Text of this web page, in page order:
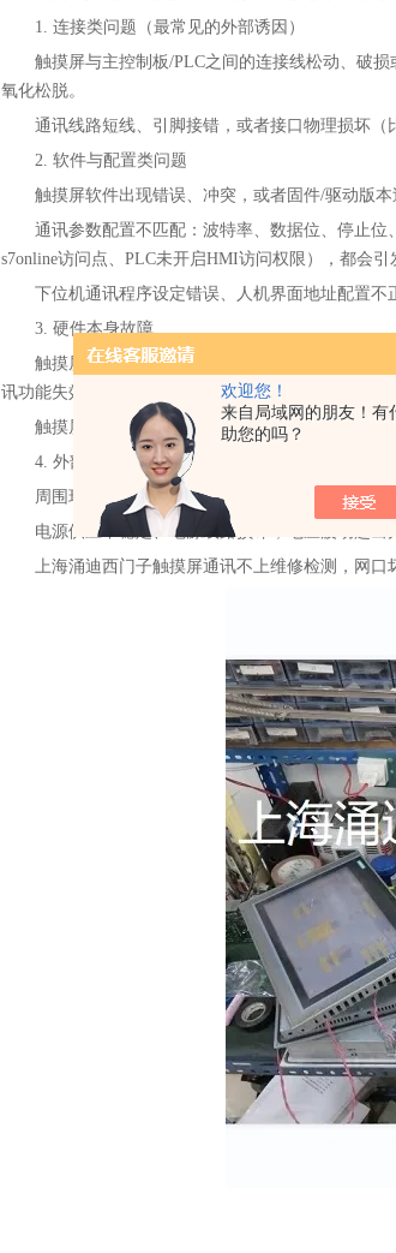
欢迎您！
来自局域网的朋友！有
助您的吗？
1. 连接类问题（最常见的外部诱因）
触摸屏与主控制板/PLC之间的连接线松动、破
氧化松脱。
通讯线路短线、引脚接错，或者接口物理损坏（
2. 软件与配置类问题
触摸屏软件出现错误、冲突，或者固件/驱动版
通讯参数配置不匹配：波特率、数据位、停止
s7online访问点、PLC未开启HMI访问权限），都会引
下位机通讯程序设定错误、人机界面地址配置不
3. 硬件本身故障
触摸屏内部通讯相关硬件损坏：比如通讯芯片
讯功能失效。
触摸屏在运输或使用过程中受到机械碰撞损坏，
4. 外部环境与电源影响
周围环境存在强电磁干扰，会干扰触摸屏和主控
电源供应不稳定、电源线路损坏，电压波动超出
上海涌迪西门子触摸屏通讯不上维修检测，网